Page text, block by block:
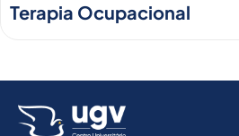
Terapia Ocupacional